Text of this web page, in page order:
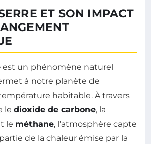
ET SON IMPACT
est un phénomène naturel
à notre planète de
habitable. À travers
le dioxide de carbone, la
le méthane, l’atmosphère capte
de la chaleur émise par la